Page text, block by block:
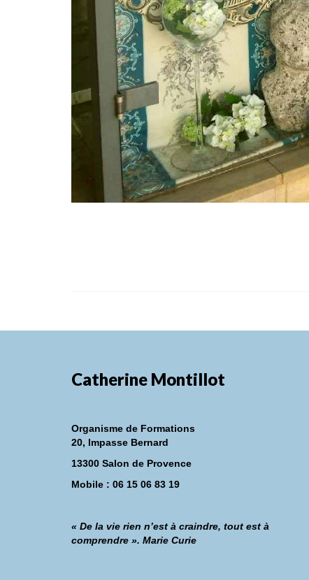
Catherine Montillot
Organisme de Formations
20, Impasse Bernard
13300 Salon de Provence
Mobile : 06 15 06 83 19
« De la vie rien n’est à craindre, tout est à
comprendre ». Marie Curie